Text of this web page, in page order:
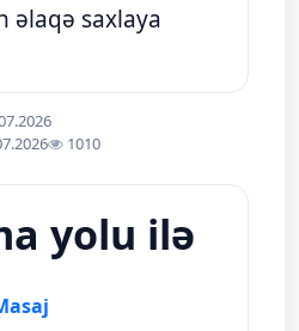
əlaqə saxlaya
1010
yolu ilə